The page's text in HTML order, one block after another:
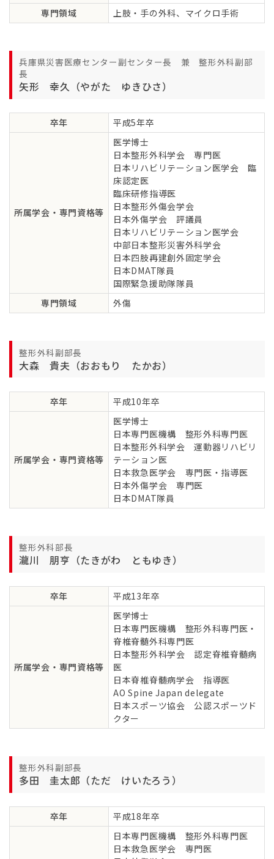
専門領域
上肢・手の外科、マイクロ手術
兵庫県災害医療センター副センター長 兼 整形外科副部
長
矢形 幸久（やがた ゆきひさ）
卒年 平成5年卒
所属学会・専門資格等
医学博士
日本整形外科学会 専門医
日本リハビリテーション医学会 臨
床認定医
臨床研修指導医
日本整形外傷会学会
日本外傷学会 評議員
日本リハビリテーション医学会
中部日本整形災害外科学会
日本四肢再建創外固定学会
日本DMAT隊員
国際緊急援助隊隊員
専門領域
外傷
整形外科副部長
大森 貴夫（おおもり たかお）
卒年 平成10年卒
所属学会・専門資格等
医学博士
日本専門医機構 整形外科専門医
日本整形外科学会 運動器リハビリ
テーション医
日本救急医学会 専門医・指導医
日本外傷学会 専門医
日本DMAT隊員
整形外科部長
瀧川 朋亨（たきがわ ともゆき）
卒年 平成13年卒
所属学会・専門資格等
医学博士
日本専門医機構 整形外科専門医・
脊椎脊髄外科専門医
日本整形外科学会 認定脊椎脊髄病
医
日本脊椎脊髄病学会 指導医
AO Spine Japan delegate
日本スポーツ協会 公認スポーツド
クター
整形外科副部長
多田 圭太郎（ただ けいたろう）
卒年
平成18年卒
日本専門医機構 整形外科専門医
日本救急医学会 専門医